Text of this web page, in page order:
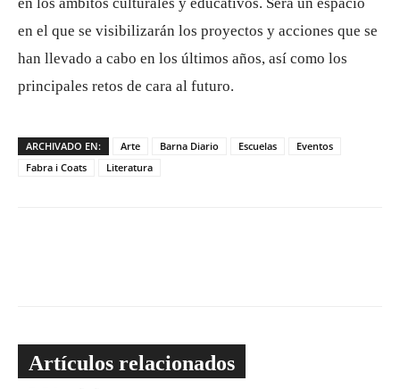
en el que se visibilizarán los proyectos y acciones que se
han llevado a cabo en los últimos años, así como los
principales retos de cara al futuro.
ARCHIVADO EN: Arte Barna Diario Escuelas
Eventos
Fabra i Coats
Literatura
Artículos relacionados